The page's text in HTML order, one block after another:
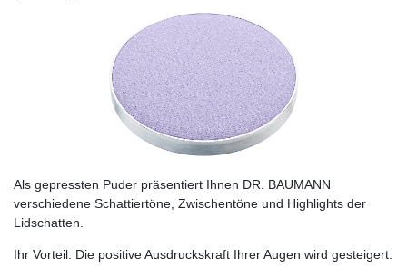
Als gepressten Puder präsentiert Ihnen DR. BAUMANN
verschiedene Schattiertöne, Zwischentöne und Highlights der
Lidschatten.
Ihr Vorteil: Die positive Ausdruckskraft Ihrer Augen wird gesteigert.